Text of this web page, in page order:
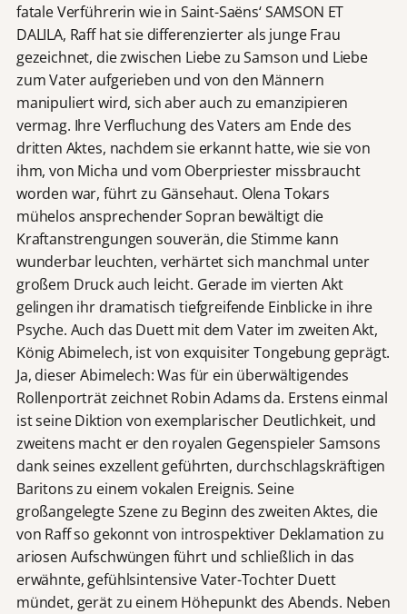
fatale Verführerin wie in Saint-Saëns‘ SAMSON ET
DALILA, Raff hat sie differenzierter als junge Frau
gezeichnet, die zwischen Liebe zu Samson und Liebe
zum Vater aufgerieben und von den Männern
manipuliert wird, sich aber auch zu emanzipieren
vermag. Ihre Verfluchung des Vaters am Ende des
dritten Aktes, nachdem sie erkannt hatte, wie sie von
ihm, von Micha und vom Oberpriester missbraucht
worden war, führt zu Gänsehaut. Olena Tokars
mühelos ansprechender Sopran bewältigt die
Kraftanstrengungen souverän, die Stimme kann
wunderbar leuchten, verhärtet sich manchmal unter
großem Druck auch leicht. Gerade im vierten Akt
gelingen ihr dramatisch tiefgreifende Einblicke in ihre
Psyche. Auch das Duett mit dem Vater im zweiten Akt,
König Abimelech, ist von exquisiter Tongebung geprägt.
Ja, dieser Abimelech: Was für ein überwältigendes
Rollenporträt zeichnet Robin Adams da. Erstens einmal
ist seine Diktion von exemplarischer Deutlichkeit, und
zweitens macht er den royalen Gegenspieler Samsons
dank seines exzellent geführten, durchschlagskräftigen
Baritons zu einem vokalen Ereignis. Seine
großangelegte Szene zu Beginn des zweiten Aktes, die
von Raff so gekonnt von introspektiver Deklamation zu
ariosen Aufschwüngen führt und schließlich in das
erwähnte, gefühlsintensive Vater-Tochter Duett
mündet, gerät zu einem Höhepunkt des Abends. Neben